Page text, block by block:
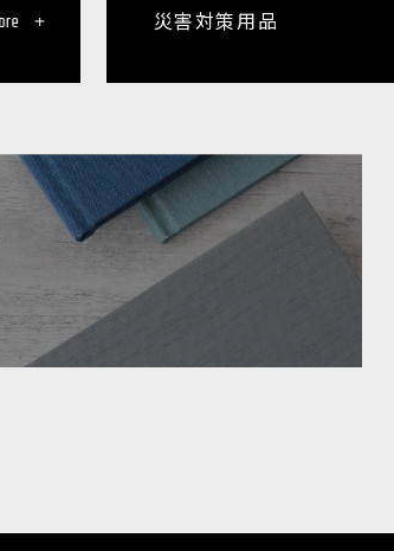
災害対策用品